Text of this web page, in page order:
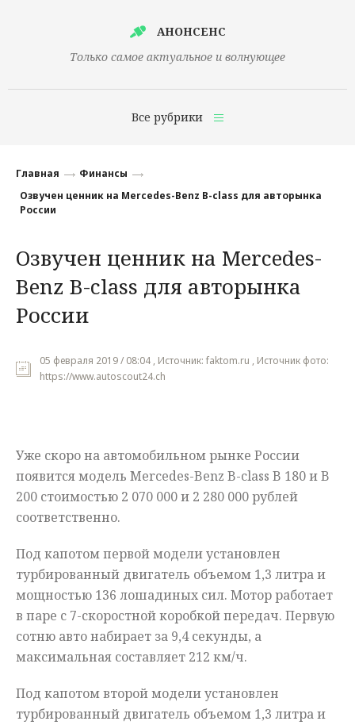
АНОНСЕНС
Только самое актуальное и волнующее
Все рубрики
Финансы
Наука
Культура
Общество
Мнения
Главная
Финансы
Озвучен ценник на Mercedes-Benz B-class для авторынка
России
Озвучен ценник на Mercedes-
Benz B-class для авторынка
России
05 февраля 2019 / 08:04 , Источник: faktom.ru , Источник фото:
https://www.autoscout24.ch
Уже скоро на автомобильном рынке России
появится модель Mercedes-Benz B-class B 180 и B
200 стоимостью 2 070 000 и 2 280 000 рублей
соответственно.
Под капотом первой модели установлен
турбированный двигатель объемом 1,3 литра и
мощностью 136 лошадиных сил. Мотор работает
в паре с 7-скоростной коробкой передач. Первую
сотню авто набирает за 9,4 секунды, а
максимальная составляет 212 км/ч.
Под капотом второй модели установлен
турбированный двигатель объемом 1,3 литра и